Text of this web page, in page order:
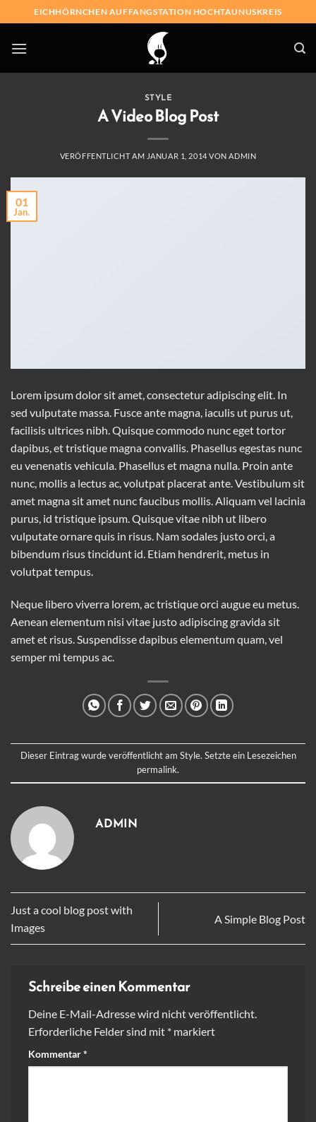
to
content
EICHHÖRNCHEN AUFFANGSTATION HOCHTAUNUSKREIS
STYLE
A Video Blog Post
VERÖFFENTLICHT AM JANUAR 1, 2014 VON ADMIN
01
Jan.
Lorem ipsum dolor sit amet, consectetur adipiscing elit. In
sed vulputate massa. Fusce ante magna, iaculis ut purus ut,
facilisis ultrices nibh. Quisque commodo nunc eget tortor
dapibus, et tristique magna convallis. Phasellus egestas nunc
eu venenatis vehicula. Phasellus et magna nulla. Proin ante
nunc, mollis a lectus ac, volutpat placerat ante. Vestibulum sit
amet magna sit amet nunc faucibus mollis. Aliquam vel lacinia
purus, id tristique ipsum. Quisque vitae nibh ut libero
vulputate ornare quis in risus. Nam sodales justo orci, a
bibendum risus tincidunt id. Etiam hendrerit, metus in
volutpat tempus.
Neque libero viverra lorem, ac tristique orci augue eu metus.
Aenean elementum nisi vitae justo adipiscing gravida sit
amet et risus. Suspendisse dapibus elementum quam, vel
semper mi tempus ac.
Dieser Eintrag wurde veröffentlicht am Style. Setzte ein Lesezeichen
permalink.
ADMIN
Just a cool blog post with
Images
A Simple Blog Post
Schreibe einen Kommentar
Deine E-Mail-Adresse wird nicht veröffentlicht.
Erforderliche Felder sind mit * markiert
Kommentar*